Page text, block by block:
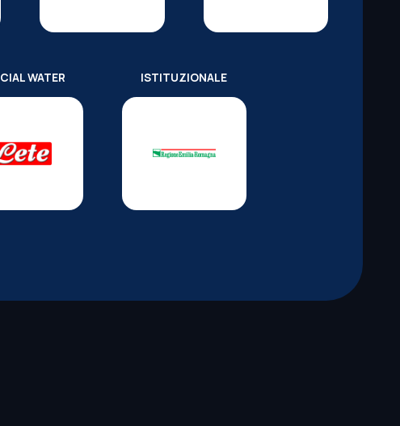
WATER ISTITUZIONALE